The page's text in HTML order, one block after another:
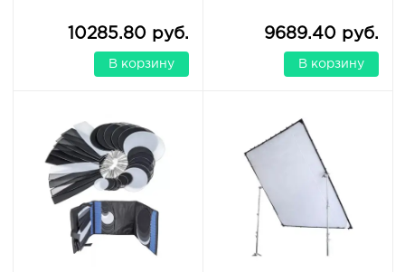
10285.80 руб.
В корзину
9689.40 руб.
В корзину